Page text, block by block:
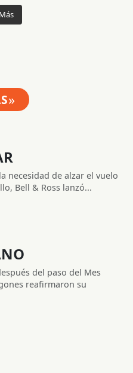
»
necesidad de alzar el vuelo
Bell & Ross lanzó...
del paso del Mes
reafirmaron su